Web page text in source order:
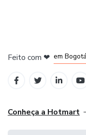
Feito com ❤ em Bogotá
Conheça a Hotmart